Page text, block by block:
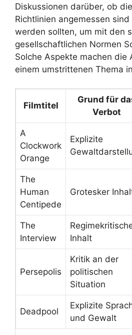
Diskussionen darüber, ob
Richtlinien angemessen
werden sollten, um mit den
gesellschaftlichen Normen
Solche Aspekte machen die
einem umstrittenen Thema
Filmtitel
Grund für
Verbot
A
Clockwork
Orange
Explizite
The
Human
Centipede
Grotesker
The
Interview
Inhalt
Persepolis
Kritik an der
politischen
Situation
Deadpool
Explizite
und Gewalt